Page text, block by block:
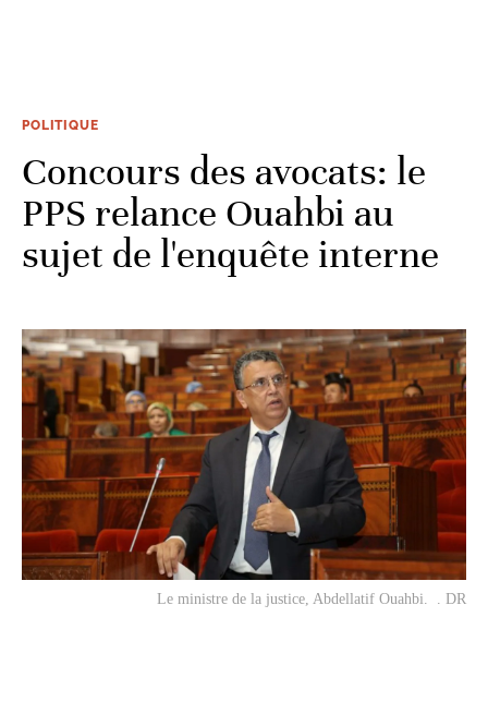
POLITIQUE
Concours des avocats: le
PPS relance Ouahbi au
sujet de l'enquête interne
Le ministre de la justice, Abdellatif Ouahbi. . DR